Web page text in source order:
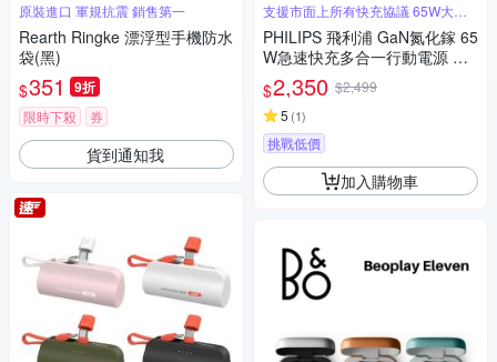
原裝進口 軍規抗震 銷售第一
Rearth Ringke 漂浮型手機防水
袋(黑)
$351 9折
限時下殺 券
貨到通知我
支援市面上所有快充協議 65W大功
率輸出
PHILIPS 飛利浦 GaN氮化鎵 65
W急速快充多合一行動電源 DL
P6350C (具Wh標示_53.65Wh)
$2,350 $2,499
5 (1)
挑戰低價
加入購物車